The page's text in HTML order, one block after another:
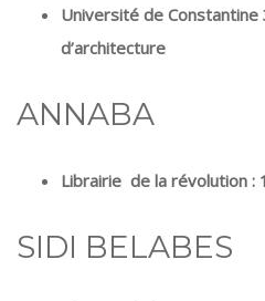
Université de
d’architecture
ANNABA
Librairie de la révolution :
SIDI BELABES